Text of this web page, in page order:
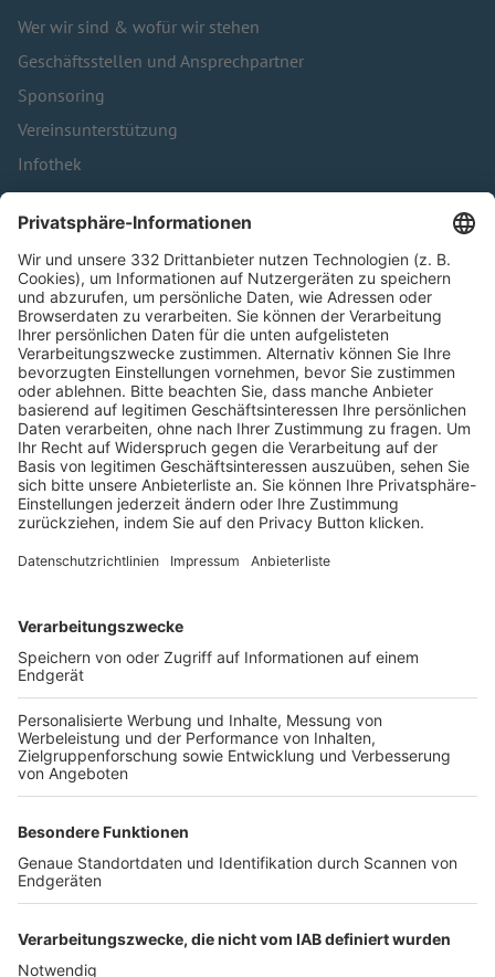
Wer wir sind & wofür wir stehen
Geschäftsstellen und Ansprechpartner
Sponsoring
Vereinsunterstützung
Infothek
Kontakt
HÄUFIG BESUCHTE SEITEN
Pässe und Vereinswechsel
Trainerausbildung
Schulungsangebot Vereinsmitarbeiter
BFV-Geschäftsstellen
Trainerbörse
Login SpielPlus
FOLGE DEM BFV
TOP-VEREINE
TOP-PARTNER